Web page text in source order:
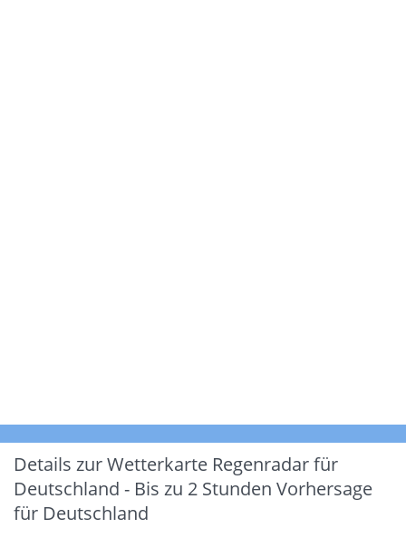
Details zur Wetterkarte Regenradar für
Deutschland - Bis zu 2 Stunden Vorhersage
für Deutschland